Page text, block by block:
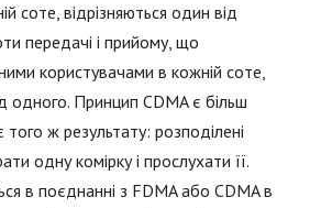
соте, відрізняються один від
передачі і прийому, що
користувачами в кожній соте,
одного. Принцип CDMA є більш
ж результату: розподілені
одну комірку і прослухати її.
в поєднанні з FDMA або CDMA в